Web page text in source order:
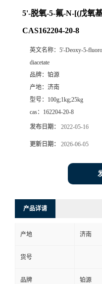
5'-脱氧-5-氟-N-[(戊氧
CAS162204-20-8
英文名称： 5'-Deoxy-5-
diacetate
品牌： 铂源
产地： 济南
型号： 100g;1kg;25kg
cas： 162204-20-8
发布日期： 2022-05-16
更新日期： 2026-06-05
产品详请
产地 济南
货号
品牌 铂源